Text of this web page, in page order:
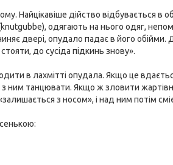
Найцікавіше дійство відбувається в
одягають на нього одяг,
двері, опудало падає в його обійми.
до сусіда підкинь знову».
в лахмітті опудала. Якщо це
ним танцювати. Якщо ж зловити
з носом», і над ним потім